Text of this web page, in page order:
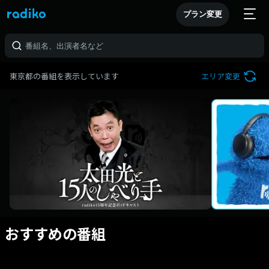
プラン変更
東京都の番組を表示しています エリア変更
おすすめの番組